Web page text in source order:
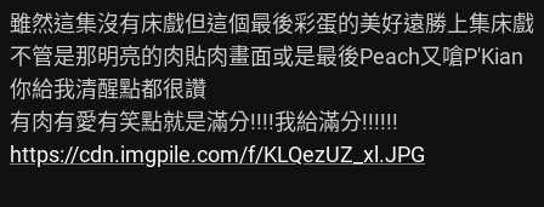
雖然這集沒有床戲但這個最後彩蛋的美好遠勝上集床戲
不管是那明亮的肉貼肉畫面或是最後Peach又嗆P'Kian
你給我清醒點都很讚
https://cdn.imgpile.com/f/KLQezUZ_xl.JPG